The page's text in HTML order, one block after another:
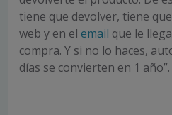
tiene que devolver, tiene
web y en el email que le
compra. Y si no lo haces,
días se convierten en 1 año”.